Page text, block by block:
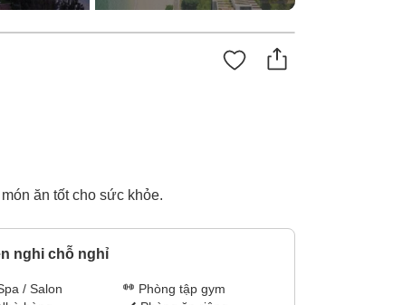
ăn tốt cho sức khỏe.
nghi chỗ nghỉ
/ Salon
Phòng tập gym